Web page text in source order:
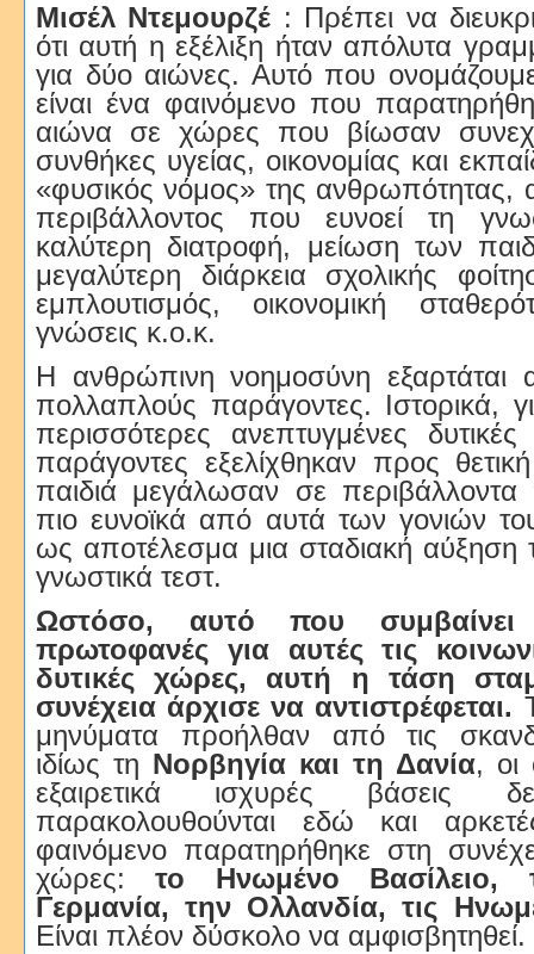
Μισέλ Ντεμουρζέ : Πρέπει να
ότι αυτή η εξέλιξη ήταν απόλυτα
για δύο αιώνες. Αυτό που
είναι ένα φαινόμενο που
αιώνα σε χώρες που βίωσαν
συνθήκες υγείας, οικονομίας και
«φυσικός νόμος» της ανθρωπότητας,
περιβάλλοντος που ευνοεί τη
καλύτερη διατροφή, μείωση των
μεγαλύτερη διάρκεια σχολικής
εμπλουτισμός, οικονομική
γνώσεις κ.ο.κ.
Η ανθρώπινη νοημοσύνη εξαρτάται
πολλαπλούς παράγοντες. Ιστορικά,
περισσότερες ανεπτυγμένες
παράγοντες εξελίχθηκαν προς
παιδιά μεγάλωσαν σε περιβάλλοντα
πιο ευνοϊκά από αυτά των γονιών
ως αποτέλεσμα μια σταδιακή
γνωστικά τεστ.
Ωστόσο, αυτό που συμβαίνει
πρωτοφανές για αυτές τις
δυτικές χώρες, αυτή η τάση
συνέχεια άρχισε να αντιστρέφεται.
μηνύματα προήλθαν από τις
ιδίως τη Νορβηγία και τη Δανία, οι
εξαιρετικά ισχυρές βάσεις
παρακολουθούνται εδώ και
φαινόμενο παρατηρήθηκε στη
χώρες:το Ηνωμένο Βασίλειο,
Γερμανία, την Ολλανδία, τις
Είναι πλέον δύσκολο να αμφισβητηθεί.